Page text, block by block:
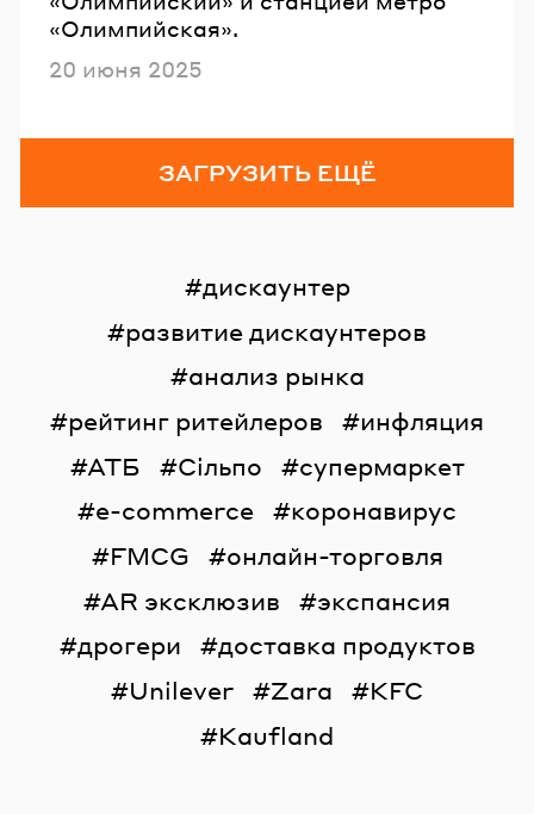
«Олимпийская».
Опубликовано
20 июня 2025
ЗАГРУЗИТЬ ЕЩЁ
дискаунтер
развитие дискаунтеров
анализ рынка
рейтинг ритейлеров
инфляция
АТБ
Сільпо
супермаркет
e-commerce
коронавирус
FMCG
онлайн-торговля
AR эксклюзив
экспансия
дрогери
доставка продуктов
Unilever
Zara
KFC
Kaufland